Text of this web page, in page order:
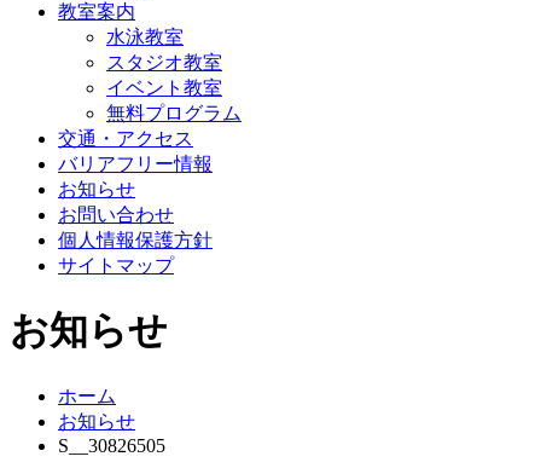
教室案内
水泳教室
スタジオ教室
イベント教室
無料プログラム
交通・アクセス
バリアフリー情報
お知らせ
お問い合わせ
個人情報保護方針
サイトマップ
お知らせ
ホーム
お知らせ
S__30826505